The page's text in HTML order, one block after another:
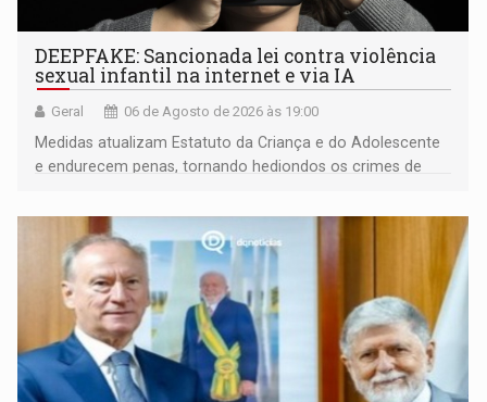
DEEPFAKE: Sancionada lei contra violência
sexual infantil na internet e via IA
Geral 06 de Agosto de 2026 às 19:00
Medidas atualizam Estatuto da Criança e do Adolescente
e endurecem penas, tornando hediondos os crimes de